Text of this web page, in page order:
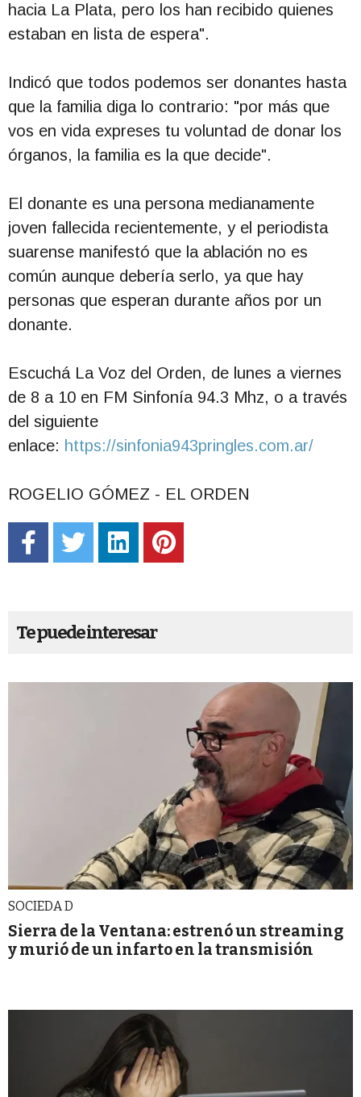
hacia La Plata, pero los han recibido quienes
estaban en lista de espera".
Indicó que todos podemos ser donantes hasta
que la familia diga lo contrario: "por más que
vos en vida expreses tu voluntad de donar los
órganos, la familia es la que decide".
El donante es una persona medianamente
joven fallecida recientemente, y el periodista
suarense manifestó que la ablación no es
común aunque debería serlo, ya que hay
personas que esperan durante años por un
donante.
Escuchá La Voz del Orden, de lunes a viernes
de 8 a 10 en FM Sinfonía 94.3 Mhz, o a través
del siguiente
enlace: https://sinfonia943pringles.com.ar/
ROGELIO GÓMEZ - EL ORDEN
Te puede interesar
SOCIEDA D
Sierra de la Ventana: estrenó un streaming
y murió de un infarto en la transmisión